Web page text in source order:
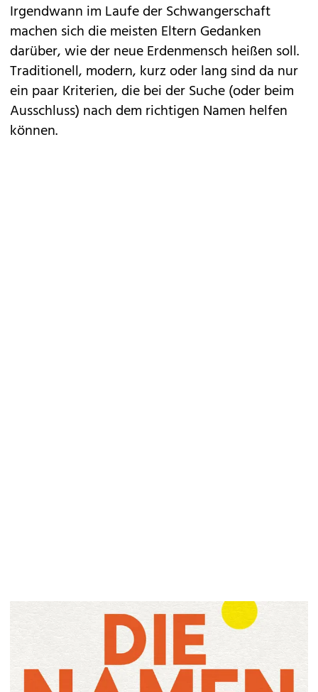
Irgendwann im Laufe der Schwangerschaft
machen sich die meisten Eltern Gedanken
darüber, wie der neue Erdenmensch heißen soll.
Traditionell, modern, kurz oder lang sind da nur
ein paar Kriterien, die bei der Suche (oder beim
Ausschluss) nach dem richtigen Namen helfen
können.